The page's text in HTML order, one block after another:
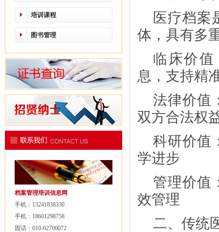
培训课程
图书管理
档案管理培训信息网
手机：13241838330
手机：18601298758
固话：010-62700072
医疗档案
体，具有多
临床价
息，支持精
法律价值
双方合法权
科研价值
学进步
管理价值
效管理
二、传统